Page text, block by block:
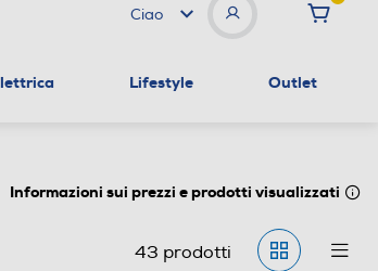
Ciao
Lifestyle Outlet
Informazioni sui prezzi e prodotti visualizzati
43 prodotti